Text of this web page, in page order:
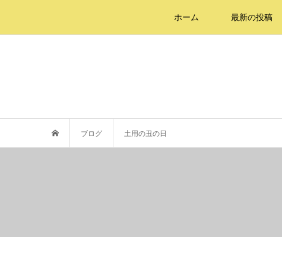
ホーム 最新の投稿
ブログ 土用の丑の日